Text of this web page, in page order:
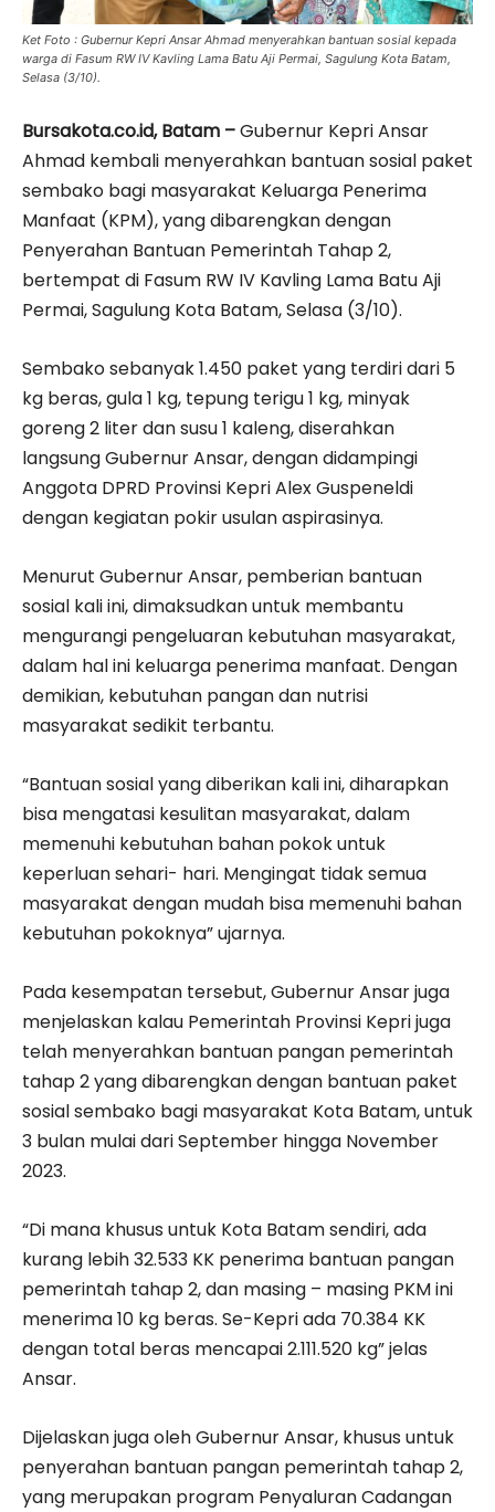
Ket Foto : Gubernur Kepri Ansar Ahmad menyerahkan bantuan sosial kepada
warga di Fasum RW IV Kavling Lama Batu Aji Permai, Sagulung Kota Batam,
Selasa (3/10).
Bursakota.co.id, Batam –Gubernur Kepri Ansar
Ahmad kembali menyerahkan bantuan sosial paket
sembako bagi masyarakat Keluarga Penerima
Manfaat (KPM), yang dibarengkan dengan
Penyerahan Bantuan Pemerintah Tahap 2,
bertempat di Fasum RW IV Kavling Lama Batu Aji
Permai, Sagulung Kota Batam, Selasa (3/10).
Sembako sebanyak 1.450 paket yang terdiri dari 5
kg beras, gula 1 kg, tepung terigu 1 kg, minyak
goreng 2 liter dan susu 1 kaleng, diserahkan
langsung Gubernur Ansar, dengan didampingi
Anggota DPRD Provinsi Kepri Alex Guspeneldi
dengan kegiatan pokir usulan aspirasinya.
Menurut Gubernur Ansar, pemberian bantuan
sosial kali ini, dimaksudkan untuk membantu
mengurangi pengeluaran kebutuhan masyarakat,
dalam hal ini keluarga penerima manfaat. Dengan
demikian, kebutuhan pangan dan nutrisi
masyarakat sedikit terbantu.
“Bantuan sosial yang diberikan kali ini, diharapkan
bisa mengatasi kesulitan masyarakat, dalam
memenuhi kebutuhan bahan pokok untuk
keperluan sehari- hari. Mengingat tidak semua
masyarakat dengan mudah bisa memenuhi bahan
kebutuhan pokoknya” ujarnya.
Pada kesempatan tersebut, Gubernur Ansar juga
menjelaskan kalau Pemerintah Provinsi Kepri juga
telah menyerahkan bantuan pangan pemerintah
tahap 2 yang dibarengkan dengan bantuan paket
sosial sembako bagi masyarakat Kota Batam, untuk
3 bulan mulai dari September hingga November
2023.
“Di mana khusus untuk Kota Batam sendiri, ada
kurang lebih 32.533 KK penerima bantuan pangan
pemerintah tahap 2, dan masing – masing PKM ini
menerima 10 kg beras. Se-Kepri ada 70.384 KK
dengan total beras mencapai 2.111.520 kg” jelas
Ansar.
Dijelaskan juga oleh Gubernur Ansar, khusus untuk
penyerahan bantuan pangan pemerintah tahap 2,
yang merupakan program Penyaluran Cadangan